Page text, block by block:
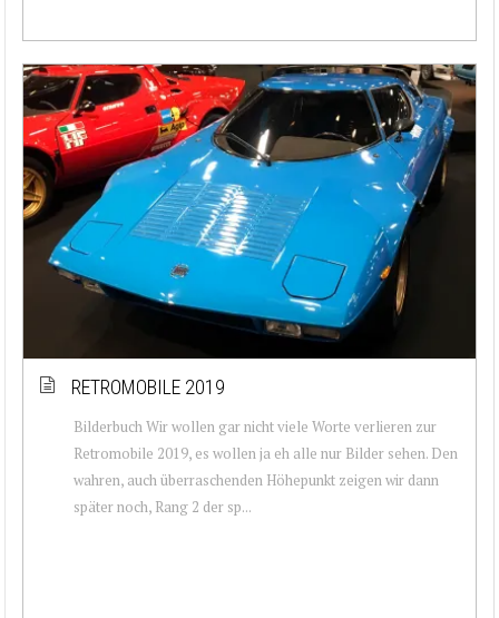
RETROMOBILE 2019
Bilderbuch Wir wollen gar nicht viele Worte verlieren zur
Retromobile 2019, es wollen ja eh alle nur Bilder sehen. Den
wahren, auch überraschenden Höhepunkt zeigen wir dann
später noch, Rang 2 der sp...